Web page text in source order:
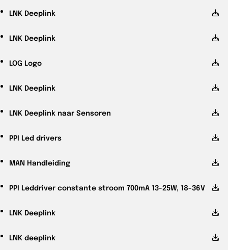
LNK Deeplink
LNK Deeplink
LOG Logo
LNK Deeplink
LNK Deeplink naar Sensoren
PPI Led drivers
MAN Handleiding
PPI Leddriver constante stroom 700mA 13-25W, 18-36V
LNK Deeplink
LNK deeplink